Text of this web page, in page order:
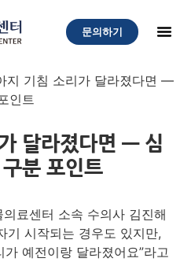
문의하기
지 기침 소리가 달라졌다면 —
인트
달라졌다면 — 심
분 포인트
료센터 소속 수의사 김진해
기 시작되는 경우도 있지만,
예전이랑 달라졌어요”라고